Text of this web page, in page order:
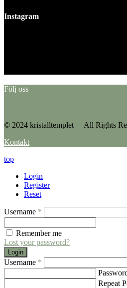
Instagram
Följ oss
© 2024 kristalltemplet – All Rights
Kontakt
top
Login
Register
Reset
Username *
Remember me
Lost your password?
Login
Username *
Repeat